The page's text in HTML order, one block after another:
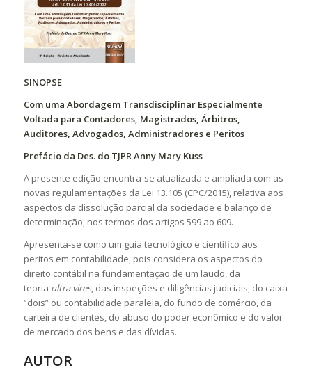
SINOPSE
Com uma Abordagem Transdisciplinar Especialmente
Voltada para Contadores, Magistrados, Árbitros,
Auditores, Advogados, Administradores e Peritos
Prefácio da Des. do TJPR Anny Mary Kuss
A presente edição encontra-se atualizada e ampliada com as
novas regulamentações da Lei 13.105 (CPC/2015), relativa aos
aspectos da dissolução parcial da sociedade e balanço de
determinação, nos termos dos artigos 599 ao 609.
Apresenta-se como um guia tecnológico e científico aos
peritos em contabilidade, pois considera os aspectos do
direito contábil na fundamentação de um laudo, da
teoria ultra vires, das inspeções e diligências judiciais, do caixa
“dois” ou contabilidade paralela, do fundo de comércio, da
carteira de clientes, do abuso do poder econômico e do valor
de mercado dos bens e das dívidas.
AUTOR